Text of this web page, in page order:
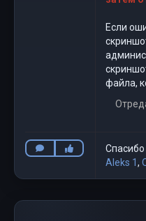
Если
файла,
Спасибо
Aleks 1,